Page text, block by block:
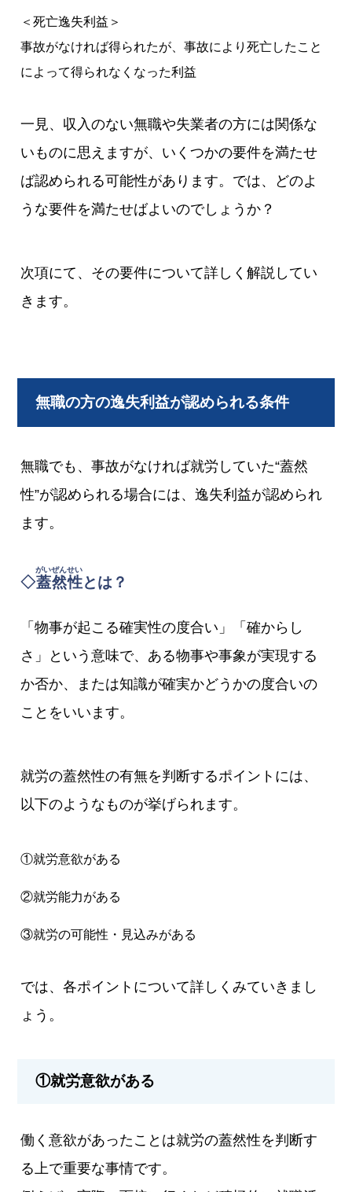
＜死亡逸失利益＞
事故がなければ得られたが、事故により死亡したこと
によって得られなくなった利益
一見、収入のない無職や失業者の方には関係な
いものに思えますが、いくつかの要件を満たせ
ば認められる可能性があります。では、どのよ
うな要件を満たせばよいのでしょうか？
次項にて、その要件について詳しく解説してい
きます。
無職の方の逸失利益が認められる条件
無職でも、事故がなければ就労していた“蓋然
性”が認められる場合には、逸失利益が認められ
ます。
◇蓋然性
がいぜんせい
とは？
「物事が起こる確実性の度合い」「確からし
さ」という意味で、ある物事や事象が実現する
か否か、または知識が確実かどうかの度合いの
ことをいいます。
就労の蓋然性の有無を判断するポイントには、
以下のようなものが挙げられます。
①就労意欲がある
②就労能力がある
③就労の可能性・見込みがある
では、各ポイントについて詳しくみていきまし
ょう。
①就労意欲がある
働く意欲があったことは就労の蓋然性を判断す
る上で重要な事情です。